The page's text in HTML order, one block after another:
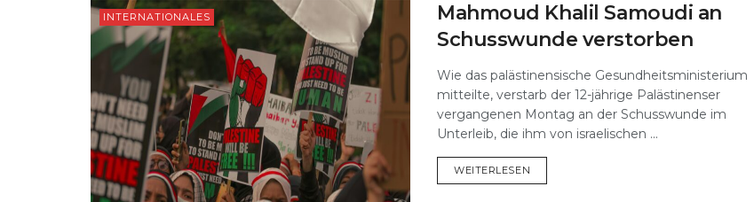
INTERNATIONALES
Mahmoud Khalil Samoudi an
Schusswunde verstorben
Wie das palästinensische Gesundheitsministerium
mitteilte, verstarb der 12-jährige Palästinenser
vergangenen Montag an der Schusswunde im
Unterleib, die ihm von israelischen ...
WEITERLESEN